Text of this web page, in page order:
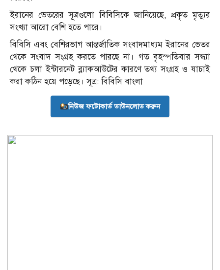
ইরানের ভেতরের সূত্রগুলো বিবিসিকে জানিয়েছে, প্রকৃত মৃত্যুর
সংখ্যা আরো বেশি হতে পারে।
বিবিসি এবং বেশিরভাগ আন্তর্জাতিক সংবাদমাধ্যম ইরানের ভেতর
থেকে সংবাদ সংগ্রহ করতে পারছে না। গত বৃহস্পতিবার সন্ধ্যা
থেকে চলা ইন্টারনেট ব্ল্যাকআউটের কারণে তথ্য সংগ্রহ ও যাচাই
করা কঠিন হয়ে পড়েছে। সূত্র: বিবিসি বাংলা
নিউজ ফটোকার্ড ডাউনলোড করুন